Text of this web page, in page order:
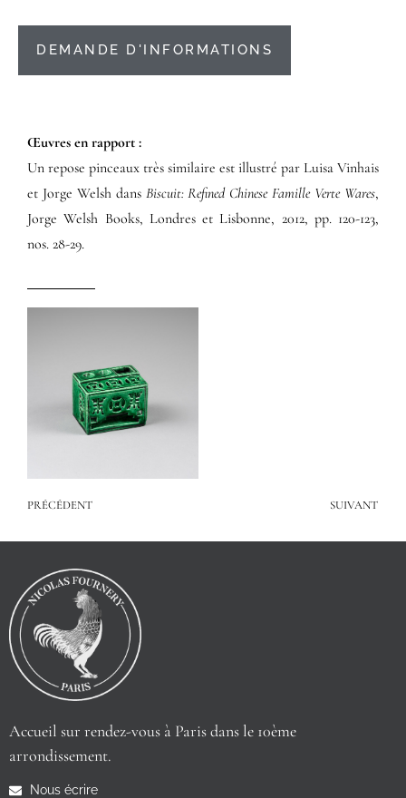
DEMANDE D'INFORMATIONS
Œuvres en rapport :​
Un repose pinceaux très similaire est illustré par Luisa Vinhais
et Jorge Welsh dans Biscuit: Refined Chinese Famille Verte Wares,
Jorge Welsh Books, Londres et Lisbonne, 2012, pp. 120-123,
nos. 28-29.
PRÉCÉDENT SUIVANT
Accueil sur rendez-vous à Paris dans le 10ème
arrondissement.
Nous écrire